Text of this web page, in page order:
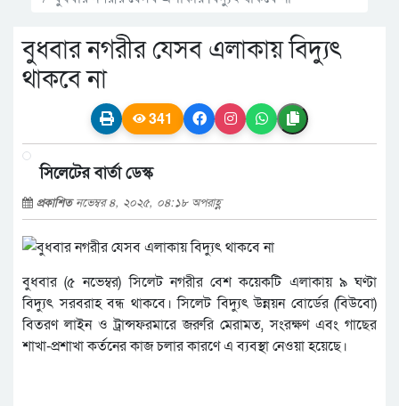
বুধবার নগরীর যেসব এলাকায় বিদ্যুৎ
থাকবে না
341
সিলেটের বার্তা ডেস্ক
প্রকাশিতনভেম্বর ৪, ২০২৫, ০৪:১৮ অপরাহ্ণ
বুধবার (৫ নভেম্বর) সিলেট নগরীর বেশ কয়েকটি এলাকায় ৯ ঘণ্টা
বিদ্যুৎ সরবরাহ বন্ধ থাকবে। সিলেট বিদ্যুৎ উন্নয়ন বোর্ডের (বিউবো)
বিতরণ লাইন ও ট্রান্সফরমারে জরুরি মেরামত, সংরক্ষণ এবং গাছের
শাখা-প্রশাখা কর্তনের কাজ চলার কারণে এ ব্যবস্থা নেওয়া হয়েছে।